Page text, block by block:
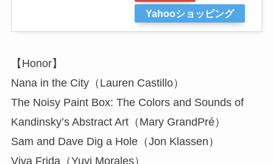
Yahooショッピング
【Honor】
Nana in the City（Lauren Castillo）
The Noisy Paint Box: The Colors and Sounds of
Kandinsky’s Abstract Art（Mary GrandPré）
Sam and Dave Dig a Hole（Jon Klassen）
Viva Frida（Yuyi Morales）